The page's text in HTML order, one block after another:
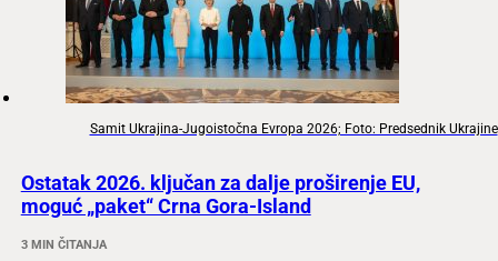
Samit Ukrajina-Jugoistočna Evropa 2026; Foto: Predsednik Ukrajine
Ostatak 2026. ključan za dalje proširenje EU,
moguć „paket“ Crna Gora-Island
3 MIN ČITANJA